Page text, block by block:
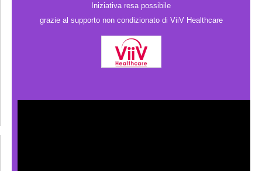
Iniziativa resa possibile
grazie al supporto non condizionato di ViiV Healthcare